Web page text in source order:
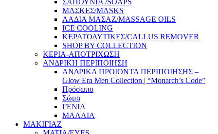
ΜΑΣΚΕΣ/MASKS
ΛΑΔΙΑ ΜΑΣΑΖ/MASSAGE OILS
ICE COOLING
ΚΕΡΑΤΟΛΥΤΙΚΕΣ/CALLUS REMOVER
SHOP BY COLLECTION
ΚΕΡΙΑ-ΑΠΟΤΡΙΧΩΣΗ
ΑΝΔΡΙΚΗ ΠΕΡΙΠΟΙΗΣΗ
ΑΝΔΡΙΚΑ ΠΡΟΙΟΝΤΑ ΠΕΡΙΠΟΙΗΣΗΣ –
Glow Era Men Collection | “Monarch’s Code”
Πρόσωπο
Σώμα
ΓΕΝΙΑ
ΜΑΛΛΙΑ
ΜΑΚΙΓΙΑΖ